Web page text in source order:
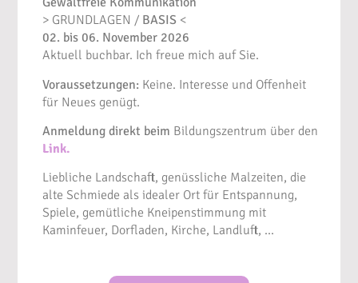
> GRUNDLAGEN / BASIS <
02. bis 06. November 2026
Aktuell buchbar. Ich freue mich auf Sie.
Voraussetzungen: Keine. Interesse und Offenheit
für Neues genügt.
Anmeldung direkt beim Bildungszentrum über den
Link.
Liebliche Landschaft, genüssliche Malzeiten, die
alte Schmiede als idealer Ort für Entspannung,
Spiele, gemütliche Kneipenstimmung mit
Kaminfeuer, Dorfladen, Kirche, Landluft, …